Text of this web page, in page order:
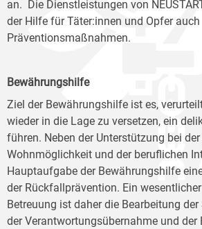
an. Die Dienstleistungen von
der Hilfe für Täter:innen und Opfer auch
Präventionsmaßnahmen.
Bewährungshilfe
Ziel der Bewährungshilfe ist es,
wieder in die Lage zu versetzen, ein
führen. Neben der Unterstützung bei
Wohnmöglichkeit und der beruflichen
Hauptaufgabe der Bewährungshilfe
der Rückfallprävention. Ein
Betreuung ist daher die Bearbeitung
der Verantwortungsübernahme und der